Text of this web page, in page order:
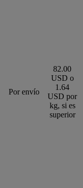
Por envío
82.00
USD o
1.64
USD por
kg, si es
superior